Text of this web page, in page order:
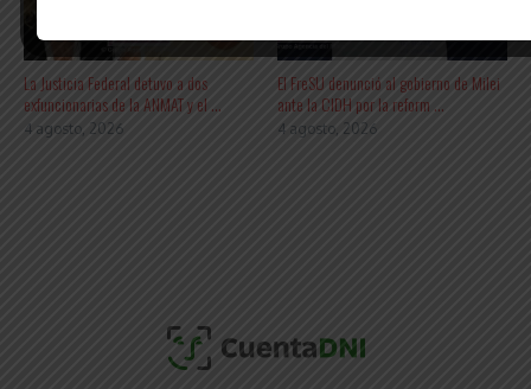
La Justicia Federal detuvo a dos
exfuncionarias de la ANMAT y el ...
4 agosto, 2026
El FreSU denunció al gobierno de Milei
ante la CIDH por la reform ...
4 agosto, 2026